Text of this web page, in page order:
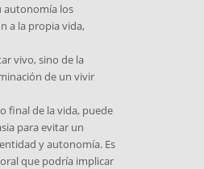
autonomía los
a la propia vida,
vivo, sino de la
de un vivir
final de la vida, puede
para evitar un
y autonomía. Es
que podría implicar